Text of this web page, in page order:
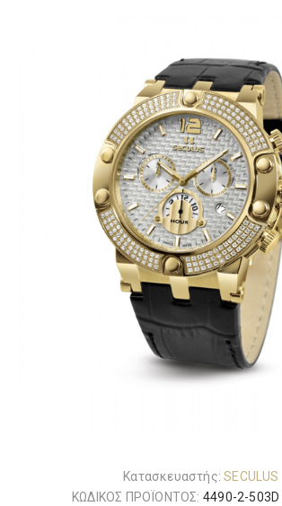
Κατασκευαστής: SECULUS
ΚΩΔΙΚΟΣ ΠΡΟΪΟΝΤΟΣ: 4490-2-503D